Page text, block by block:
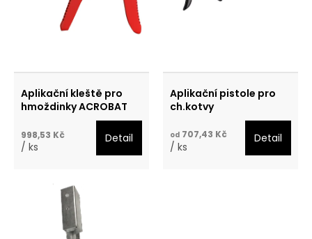
o
Aplikační kleště pro
hmoždinky ACROBAT
998,53 Kč
/ ks
Detail
Aplikační pistole pro
ch.kotvy
od 707,43 Kč
/ ks
Detail